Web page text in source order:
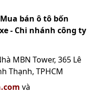
bán ô tô bốn
- Chi nhánh công ty
MBN Tower, 365 Lê
Thạnh, TPHCM
và